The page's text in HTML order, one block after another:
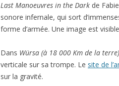
Last Manoeuvres in the Dark de
sonore infernale, qui sort
forme d’armée. Une image est visible
Dans Würsa (à 18 000 Km de la terre)
verticale sur sa trompe. Le site de
sur la gravité.